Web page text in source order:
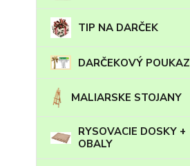
TIP NA DARČEK
DARČEKOVÝ POUKAZ
MALIARSKE STOJANY
RYSOVACIE DOSKY +
OBALY